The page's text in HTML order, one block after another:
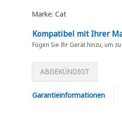
Marke: Cat
Kompatibel mit Ihrer
Fügen Sie Ihr Gerät hinzu, um
ABGEKÜNDIGT
Garantieinformationen